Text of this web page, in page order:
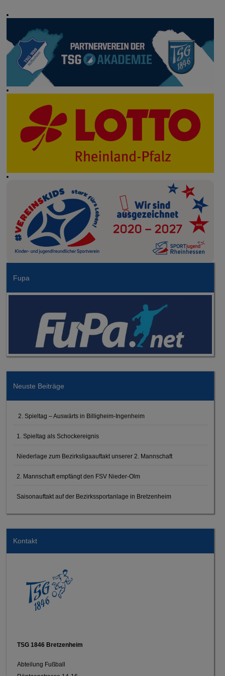
Fupa
Neuste Beiträge
2. Spieltag – Auswärts in Billigheim-Ingenheim
1. Spieltag als Schockereignis
Niederlage zum Bezirksligaauftakt unserer 2. Mannschaft
2. Mannschaft empfängt den FSV Nieder-Olm
Saisonauftakt auf der Bezirkssportanlage in Bretzenheim
Kontakt
TSG 1846 Bretzenheim
Abteilung Fußball